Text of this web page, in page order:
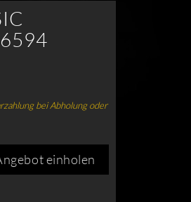
bei Abholung oder
einholen